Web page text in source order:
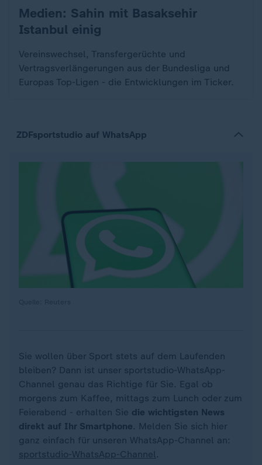
:Medien: Sahin mit Basaksehir
Istanbul einig
Vereinswechsel, Transfergerüchte und
Vertragsverlängerungen aus der Bundesliga und
Europas Top-Ligen - die Entwicklungen im Ticker.
ZDFsportstudio auf WhatsApp
Sie wollen über Sport stets auf dem Laufenden
bleiben? Dann ist unser sportstudio-WhatsApp-
Channel genau das Richtige für Sie. Egal ob
morgens zum Kaffee, mittags zum Lunch oder zum
Feierabend - erhalten Sie die wichtigsten News
direkt auf Ihr Smartphone. Melden Sie sich hier
ganz einfach für unseren WhatsApp-Channel an:
sportstudio-WhatsApp-Channel.